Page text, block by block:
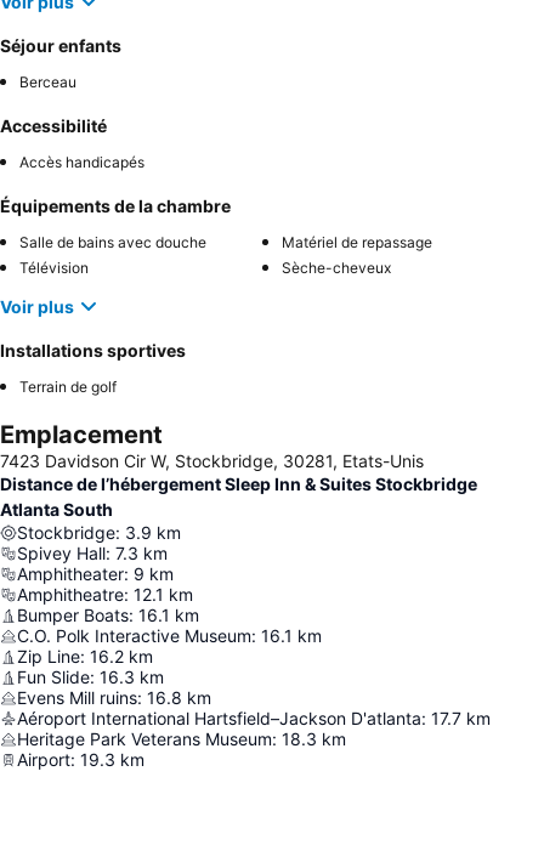
Séjour enfants
Berceau
Accessibilité
Accès handicapés
Équipements de la chambre
Salle de bains avec douche
Matériel de repassage
Télévision
Sèche-cheveux
Voir plus
Installations sportives
Terrain de golf
Emplacement
7423 Davidson Cir W, Stockbridge, 30281, Etats-Unis
Distance de l’hébergement Sleep Inn & Suites Stockbridge
Atlanta South
Stockbridge: 3.9 km
Spivey Hall: 7.3 km
Amphitheater: 9 km
Amphitheatre: 12.1 km
Bumper Boats: 16.1 km
C.O. Polk Interactive Museum: 16.1 km
Zip Line: 16.2 km
Fun Slide: 16.3 km
Evens Mill ruins: 16.8 km
Aéroport International Hartsfield–Jackson D'atlanta: 17.7 km
Heritage Park Veterans Museum: 18.3 km
Airport: 19.3 km